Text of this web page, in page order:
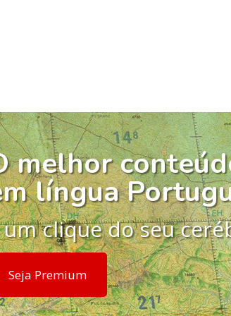
melhor
língua
um clique do seu
Seja Premium